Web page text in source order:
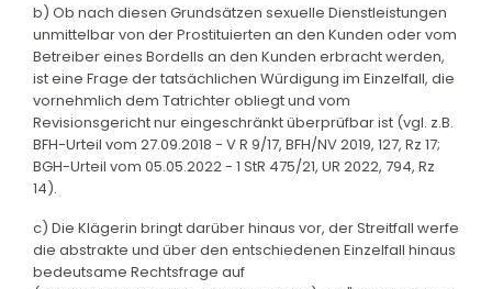
b) Ob nach diesen Grundsätzen sexuelle Dienstleistungen
unmittelbar von der Prostituierten an den Kunden oder vom
Betreiber eines Bordells an den Kunden erbracht werden,
ist eine Frage der tatsächlichen Würdigung im Einzelfall, die
vornehmlich dem Tatrichter obliegt und vom
Revisionsgericht nur eingeschränkt überprüfbar ist (vgl. z.B.
BFH-Urteil vom 27.09.2018 - V R 9/17, BFH/NV 2019, 127, Rz 17;
BGH-Urteil vom 05.05.2022 - 1 StR 475/21, UR 2022, 794, Rz
14).
c) Die Klägerin bringt darüber hinaus vor, der Streitfall werfe
die abstrakte und über den entschiedenen Einzelfall hinaus
bedeutsame Rechtsfrage auf